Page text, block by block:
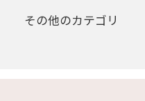
その他のカテゴリ